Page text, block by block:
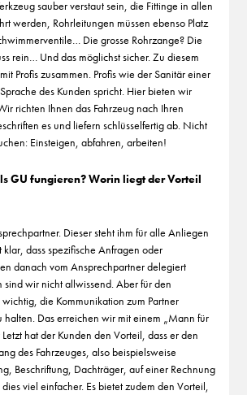
sauber verstaut sein, die Fittinge in allen
werden, Rohrleitungen müssen ebenso Platz
Die grosse Rohrzange? Die
rein… Und das möglichst sicher. Zu diesem
Profis zusammen. Profis wie der Sanitär einer
des Kunden spricht. Hier bieten wir
richten Ihnen das Fahrzeug nach Ihren
es und liefern schlüsselfertig ab. Nicht
Einsteigen, abfahren, arbeiten!
GU fungieren? Worin liegt der Vorteil
Dieser steht ihm für alle Anliegen
klar, dass spezifische Anfragen oder
danach vom Ansprechpartner delegiert
sind wir nicht allwissend. Aber für den
wichtig, die Kommunikation zum Partner
halten. Das erreichen wir mit einem „Mann für
hat der Kunden den Vorteil, dass er den
des Fahrzeuges, also beispielsweise
Beschriftung, Dachträger, auf einer Rechnung
viel einfacher. Es bietet zudem den Vorteil,